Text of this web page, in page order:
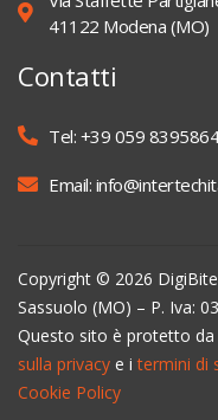
41122 Modena (MO)
Contatti
Tel: +39 059
Email:
Copyright © 2026
Sassuolo (MO) – P. Iva:
Questo sito è protetto da
sulla privacy e itermini di
Cookie Policy